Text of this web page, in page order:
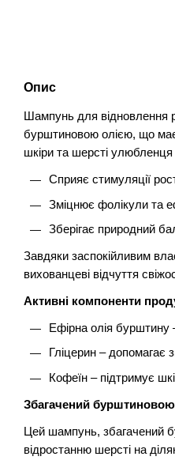
Опис
Шампунь для відновлення
бурштиновою олією, що має
шкіри та шерсті
Сприяє стимуляції
Зміцнює фолікули та
Зберігає природний
Завдяки заспокійливим
вихованцеві відчуття
Активні компоненти
Ефірна олія бурштину
Гліцерин – допомагає
Кофеїн – підтримує
Збагачений
Цей шампунь, збагачений
відростанню шерсті на